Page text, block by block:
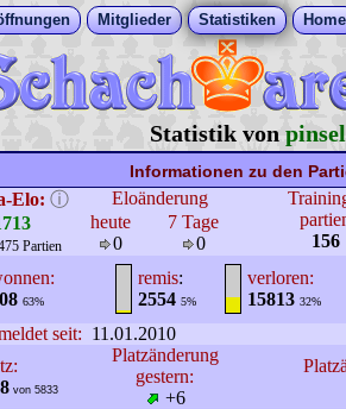
Mitglieder Statistiken Home
Statistik von pinsel
Informationen zu den
Elo: ⓘ
Partien
Eloänderung
156
heute
0
7 Tage
0
63%
remis:
2554 5%
verloren:
15813 32%
seit: 11.01.2010
von 5833
Platzänderung
gestern:
+6